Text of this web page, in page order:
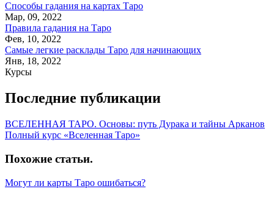
Способы гадания на картах Таро
Мар, 09, 2022
Правила гадания на Таро
Фев, 10, 2022
Самые легкие расклады Таро для начинающих
Янв, 18, 2022
Курсы
Последние публикации
ВСЕЛЕННАЯ ТАРО. Основы: путь Дурака и тайны Арканов
Полный курс «Вселенная Таро»
Похожие статьи.
Могут ли карты Таро ошибаться?